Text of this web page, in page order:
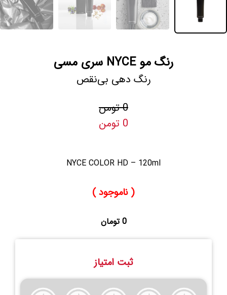
رنگ مو NYCE سری مسی
رنگ دهی بی‌نقص
0 تومن
0 تومن
NYCE COLOR HD – 120ml
( ناموجود )
0 تومان
ثبت امتیاز